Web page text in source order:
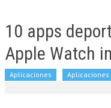
10 apps
Apple Watch
Aplicaciones Aplicaciones